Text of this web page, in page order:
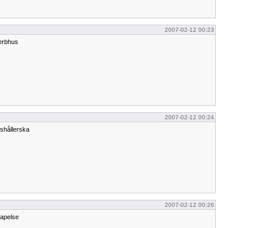
2007-02-12 00:23
2007-02-12 00:24
2007-02-12 00:26